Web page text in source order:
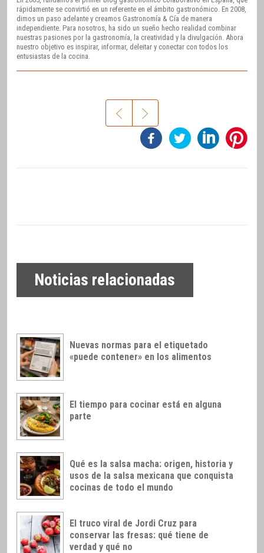
rápidamente se convirtió en un referente en el ámbito gastronómico. En 2008,
dimos un paso adelante y creamos Gastronomía & Cía de manera
independiente. Para nosotros, ha sido un sueño hecho realidad combinar
nuestras pasiones por la gastronomía, la creatividad y la divulgación. Ahora
nuestro objetivo es inspirar, informar, deleitar y conectar con todos los
entusiastas de la cocina.
Noticias relacionadas
Nuevas normas para el etiquetado
«puede contener» en los alimentos
El tiempo para cocinar está en alguna
parte
Qué es la salsa macha: origen, historia y
usos de la salsa mexicana que conquista
cocinas de todo el mundo
El truco viral de Jordi Cruz para
conservar las fresas: qué tiene de
verdad y qué no